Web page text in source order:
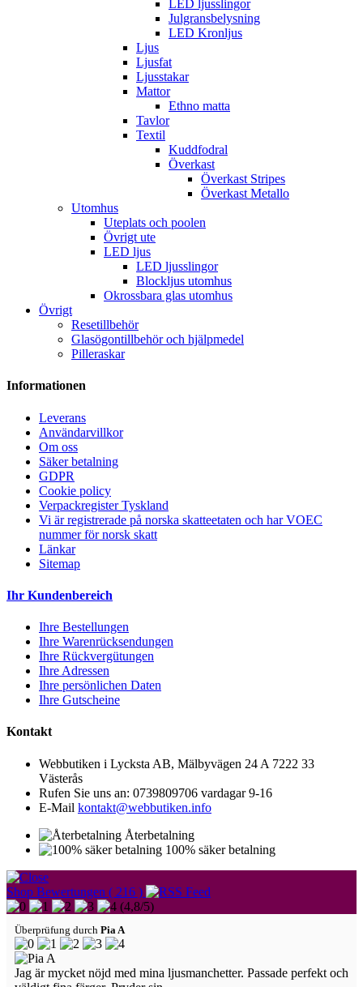
LED ljusslingor
Julgransbelysning
LED Kronljus
Ljus
Ljusfat
Ljusstakar
Mattor
Ethno matta
Tavlor
Textil
Kuddfodral
Överkast
Överkast Stripes
Överkast Metallo
Utomhus
Uteplats och poolen
Övrigt ute
LED ljus
LED ljusslingor
Blockljus utomhus
Okrossbara glas utomhus
Övrigt
Resetillbehör
Glasögontillbehör och hjälpmedel
Pilleraskar
Informationen
Leverans
Användarvillkor
Om oss
Säker betalning
GDPR
Cookie policy
Verpackregister Tyskland
Vi är registrerade på norska skatteetaten och har VOEC
nummer för norsk skatt
Länkar
Sitemap
Ihr Kundenbereich
Ihre Bestellungen
Ihre Warenrücksendungen
Ihre Rückvergütungen
Ihre Adressen
Ihre persönlichen Daten
Ihre Gutscheine
Kontakt
Webbutiken i Lycksta AB, Mälbyvägen 24 A 7222 33
Västerås
Rufen Sie uns an: 0739809706 vardagar 9-16
E-Mail kontakt@webbutiken.info
Återbetalning
100% säker betalning
Shop Bewertungen ( 216 )
(4,8/5)
Überprüfung durch Pia A
Jag är mycket nöjd med mina ljusmanchetter. Passade perfekt och